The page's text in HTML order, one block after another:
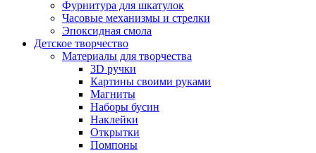
Фурнитура для шкатулок
Часовые механизмы и стрелки
Эпоксидная смола
Детское творчество
Материалы для творчества
3D ручки
Картины своими руками
Магниты
Наборы бусин
Наклейки
Открытки
Помпоны